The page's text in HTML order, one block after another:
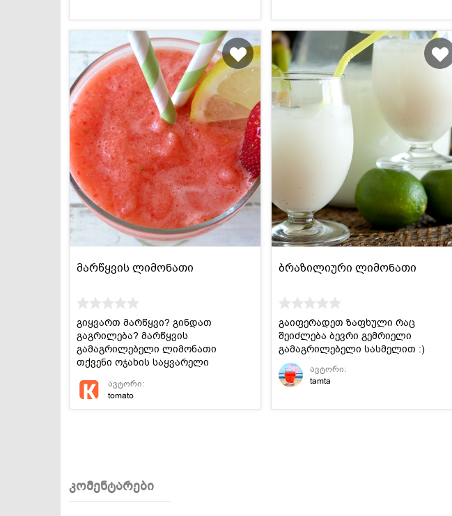
მარწყვის ლიმონათი
გიყვართ მარწყვი? გინდათ
გაგრილება? მარწყვის
გამაგრილებელი ლიმონათი
თქვენი ოჯახის საყვარელი
ავტორი:
tomato
ბრაზილიური ლიმონათი
გაიფერადეთ ზაფხული რაც
შეიძლება ბევრი გემრიელი
გამაგრილებელი სასმელით :)
ავტორი:
tamta
კომენტარები